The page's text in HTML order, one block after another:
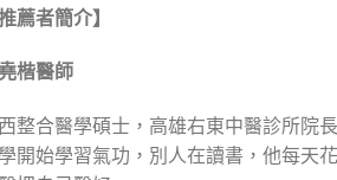
推薦者簡介】
楷醫師
整合醫學碩士，高雄右東中醫診所院長
開始學習氣功，別人在讀書，他每天